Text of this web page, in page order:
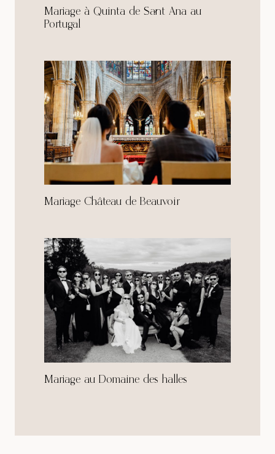
Mariage à Quinta de Sant Ana au
Portugal
Mariage Château de Beauvoir
Mariage au Domaine des halles